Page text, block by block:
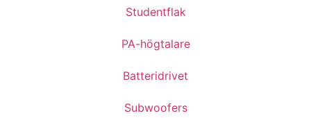
Studentflak
PA-högtalare
Batteridrivet
Subwoofers